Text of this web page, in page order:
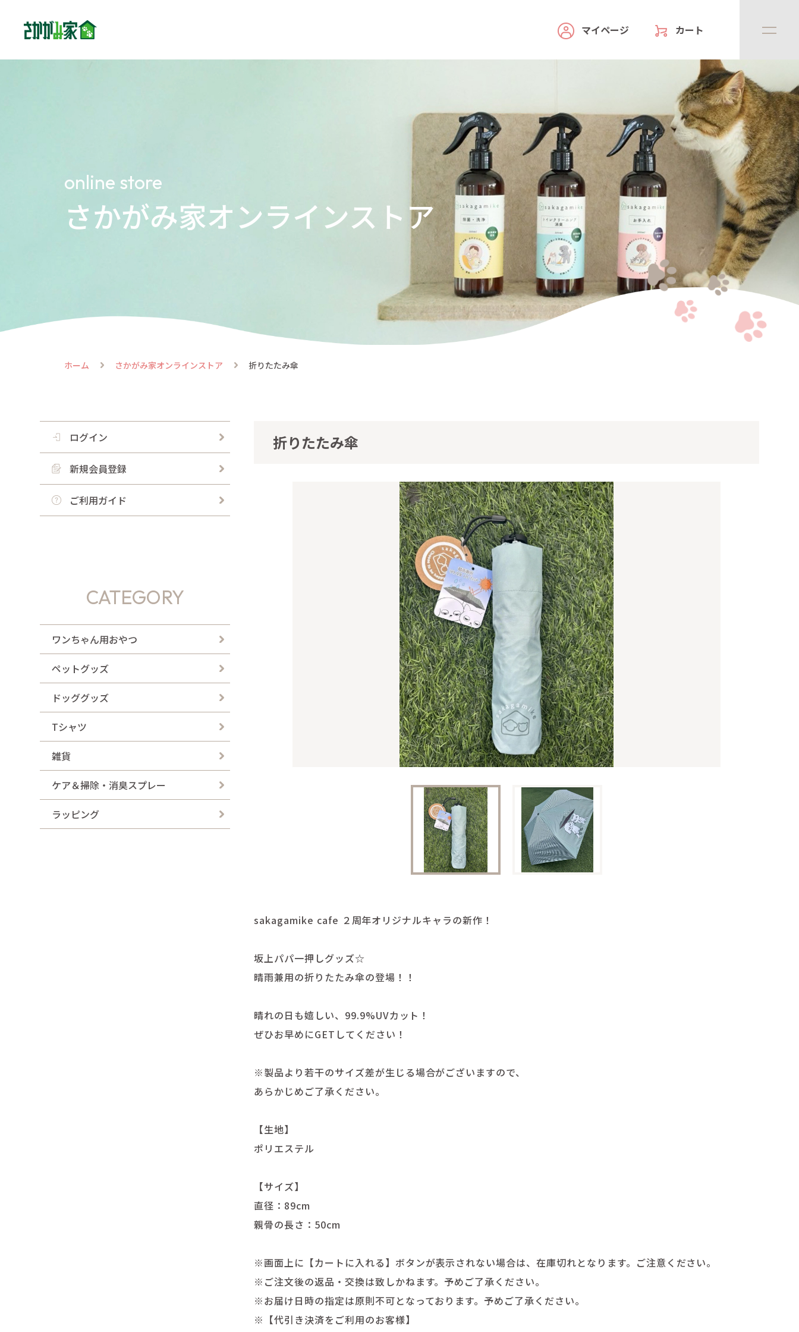
わんわん一覧
譲渡までの流れ
ハウス紹介
online store
さかがみ家おすすめグッズ
news
新着情報
contact
お問い合わせ
マイページ カート
online store
さかがみ家オンラインストア
ホーム さかがみ家オンラインストア 折りたたみ傘
折りたたみ傘
sakagamike cafe ２周年オリジナルキャラの新作！
坂上パパ一押しグッズ☆
晴雨兼用の折りたたみ傘の登場！！
晴れの日も嬉しい、99.9%UVカット！
ぜひお早めにGETしてください！
※製品より若干のサイズ差が生じる場合がございますので、
あらかじめご了承ください。
【生地】
ポリエステル
【サイズ】
直径：89cm
親骨の長さ：50cm
※画面上に【カートに入れる】ボタンが表示されない場合は、在庫切れとなります。ご注意ください。
※ご注文後の返品・交換は致しかねます。予めご了承ください。
※お届け日時の指定は原則不可となっております。予めご了承ください。
※【代引き決済をご利用のお客様】
ログイン
新規会員登録
ご利用ガイド
CATEGORY